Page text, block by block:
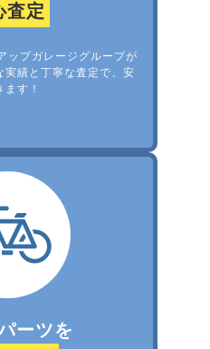
査定
ップガレージグループが
実績と丁寧な査定で、安
す！
ーツを